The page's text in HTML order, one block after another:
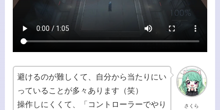
さくら
避けるのが難しくて、自分から当たりにい
っていることが多々あります（笑）
操作しにくくて、「コントローラーでやり